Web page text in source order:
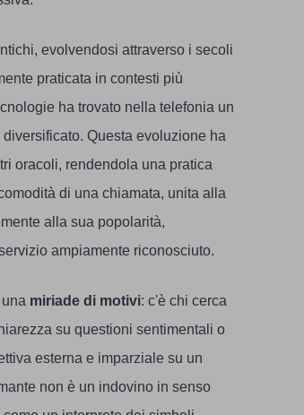
evolvendosi attraverso i secoli
praticata in contesti più
ha trovato nella telefonia un
Questa evoluzione ha
oracoli, rendendola una pratica
di una chiamata, unita alla
alla sua popolarità,
ampiamente riconosciuto.
miriade di motivi: c'è chi cerca
su questioni sentimentali o
esterna e imparziale su un
non è un indovino in senso